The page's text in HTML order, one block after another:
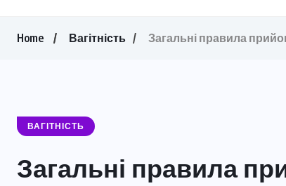
Home Вагітність Загальні правила
ВАГІТНІСТЬ
Загальні правила